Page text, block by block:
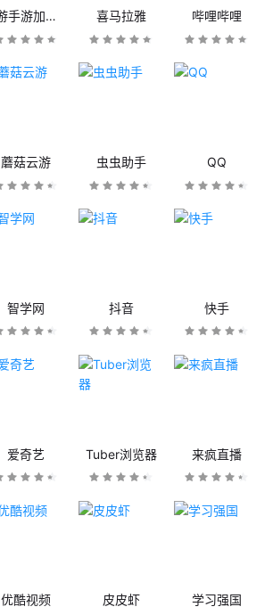
奇游手游加速器 喜马拉雅 哔哩哔哩
蘑菇云游 虫虫助手 QQ
智学网 抖音 快手
爱奇艺 Tuber浏览器 来疯直播
优酷视频 皮皮虾 学习强国